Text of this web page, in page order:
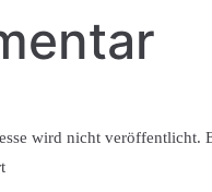
wird nicht veröffentlicht.